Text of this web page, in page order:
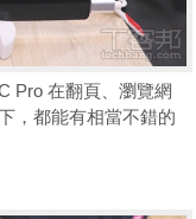
Pro 在翻頁、瀏覽網
，都能有相當不錯的